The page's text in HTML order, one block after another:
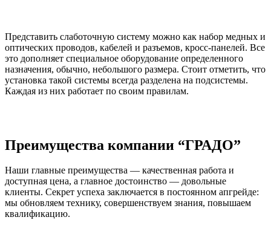
Представить слаботочную систему можно как набор медных и
оптических проводов, кабелей и разъемов, кросс-панелей. Все
это дополняет специальное оборудование определенного
назначения, обычно, небольшого размера. Стоит отметить, что
установка такой системы всегда разделена на подсистемы.
Каждая из них работает по своим правилам.
Преимущества компании “ГРАДО”
Наши главные преимущества — качественная работа и
доступная цена, а главное достоинство — довольные
клиенты. Секрет успеха заключается в постоянном апгрейде:
мы обновляем технику, совершенствуем знания, повышаем
квалификацию.